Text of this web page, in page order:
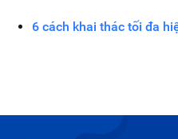
6 cách khai thác tối đa